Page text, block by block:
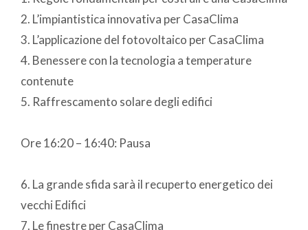
2. L’impiantistica innovativa per CasaClima
3. L’applicazione del fotovoltaico per CasaClima
4. Benessere con la tecnologia a temperature
contenute
5. Raffrescamento solare degli edifici
Ore 16:20 – 16:40: Pausa
6. La grande sfida sarà il recuperto energetico dei
vecchi Edifici
7. Le finestre per CasaClima